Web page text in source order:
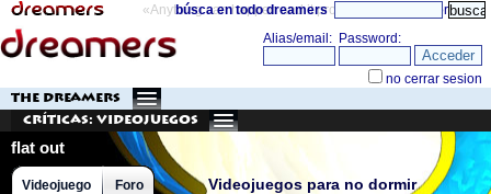
«Anything can happen and it probably will» directorio
búsca en todo dreamers
THE DREAMERS
Críticas: Videojuegos
flat out
Videojuegos para no dormir
Videojuego Foro